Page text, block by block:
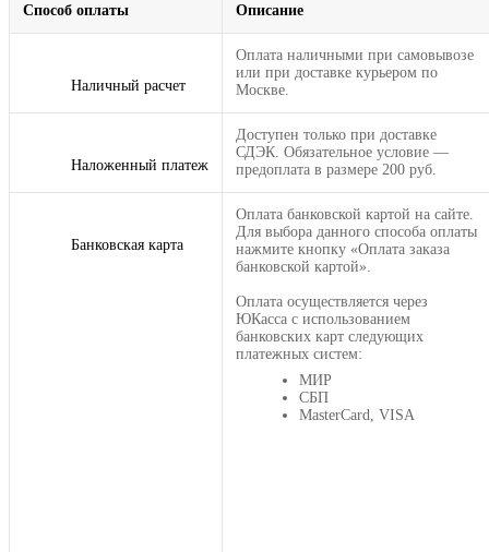
Способ оплаты Описание
Наличный расчет
Оплата наличными при самовывозе
или при доставке курьером по
Москве.
Наложенный платеж
Доступен только при доставке
СДЭК. Обязательное условие —
предоплата в размере 200 руб.
Банковская карта
Оплата банковской картой на сайте.
Для выбора данного способа оплаты
нажмите кнопку «Оплата заказа
банковской картой».
Оплата осуществляется через
ЮКасса с использованием
банковских карт следующих
платежных систем:
МИР
СБП
MasterCard, VISA